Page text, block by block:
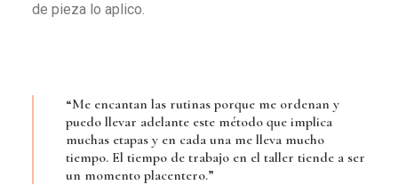
de pieza lo aplico.
“Me encantan las rutinas porque me ordenan y
puedo llevar adelante este método que implica
muchas etapas y en cada una me lleva mucho
tiempo. El tiempo de trabajo en el taller tiende a ser
un momento placentero.”